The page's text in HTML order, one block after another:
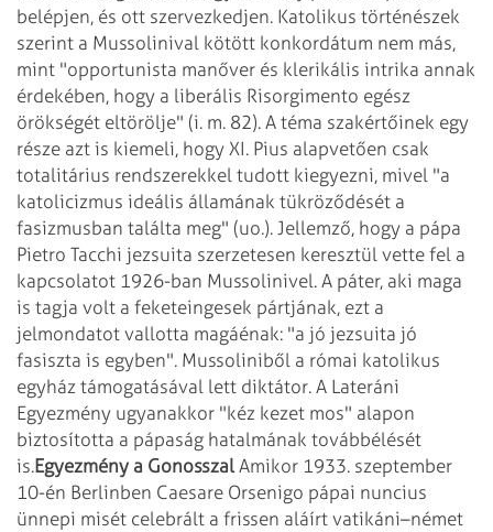
belépjen, és ott szervezkedjen. Katolikus történészek
szerint a Mussolinival kötött konkordátum nem más,
mint "opportunista manőver és klerikális intrika annak
érdekében, hogy a liberális Risorgimento egész
örökségét eltörölje" (i. m. 82). A téma szakértőinek egy
része azt is kiemeli, hogy XI. Pius alapvetően csak
totalitárius rendszerekkel tudott kiegyezni, mivel "a
katolicizmus ideális államának tükröződését a
fasizmusban találta meg" (uo.). Jellemző, hogy a pápa
Pietro Tacchi jezsuita szerzetesen keresztül vette fel a
kapcsolatot 1926-ban Mussolinivel. A páter, aki maga
is tagja volt a feketeingesek pártjának, ezt a
jelmondatot vallotta magáénak: "a jó jezsuita jó
fasiszta is egyben". Mussoliniből a római katolikus
egyház támogatásával lett diktátor. A Lateráni
Egyezmény ugyanakkor "kéz kezet mos" alapon
biztosította a pápaság hatalmának továbbélését
is.Egyezmény a Gonosszal Amikor 1933. szeptember
10-én Berlinben Caesare Orsenigo pápai nuncius
ünnepi misét celebrált a frissen aláírt vatikáni–német